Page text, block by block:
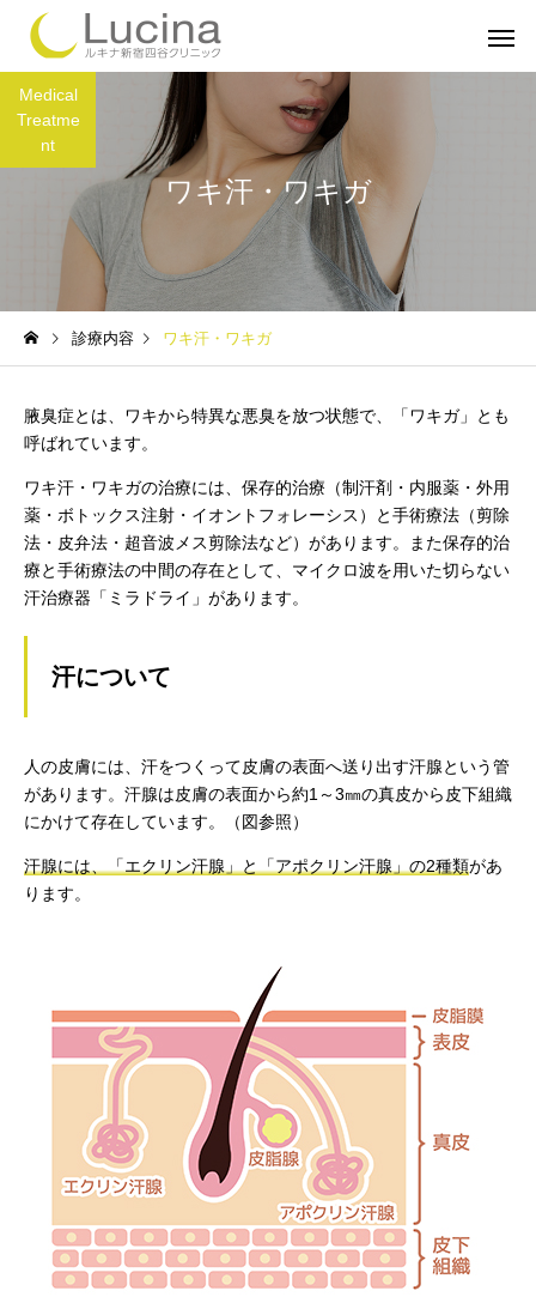
ミラドライ
ルメッカ インモー
ワキ汗・ワキガ
Medical
Treatme
nt
診療内容 ワキ汗・ワキガ
腋臭症とは、ワキから特異な悪臭を放つ状態で、「ワキガ」とも
呼ばれています。
ワキ汗・ワキガの治療には、保存的治療（制汗剤・内服薬・外用
薬・ボトックス注射・イオントフォレーシス）と手術療法（剪除
法・皮弁法・超音波メス剪除法など）があります。また保存的治
療と手術療法の中間の存在として、マイクロ波を用いた切らない
汗治療器「ミラドライ」があります。
汗について
人の皮膚には、汗をつくって皮膚の表面へ送り出す汗腺という管
があります。汗腺は皮膚の表面から約1～3㎜の真皮から皮下組織
にかけて存在しています。（図参照）
汗腺には、「エクリン汗腺」と「アポクリン汗腺」の2種類があ
ります。